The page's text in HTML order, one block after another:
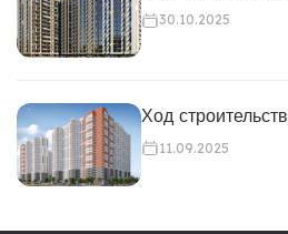
30.10.2025
Ход
11.09.2025